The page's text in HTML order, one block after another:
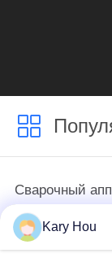
нам
Сварочный
пятна
Kary Hou